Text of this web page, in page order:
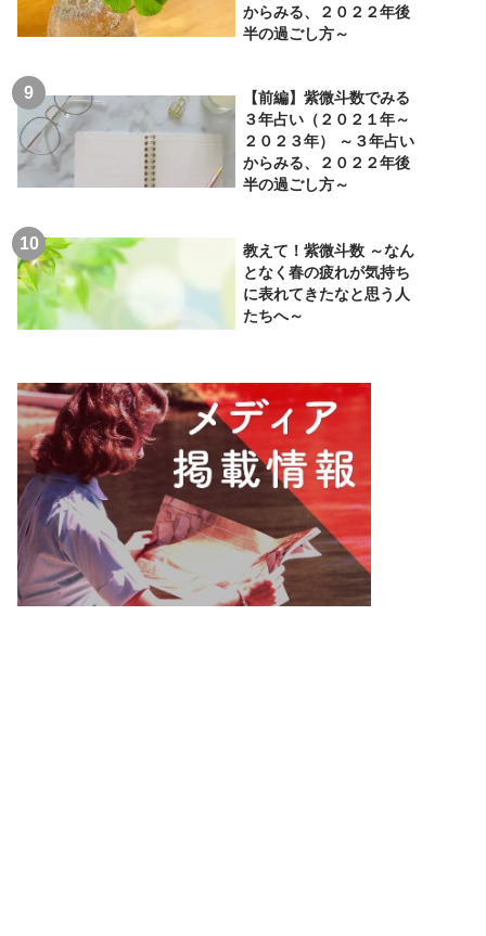
からみる、２０２２年後
半の過ごし方～
【前編】紫微斗数でみる
３年占い（２０２１年～
２０２３年） ～３年占い
からみる、２０２２年後
半の過ごし方～
教えて！紫微斗数 ～なん
となく春の疲れが気持ち
に表れてきたなと思う人
たちへ～